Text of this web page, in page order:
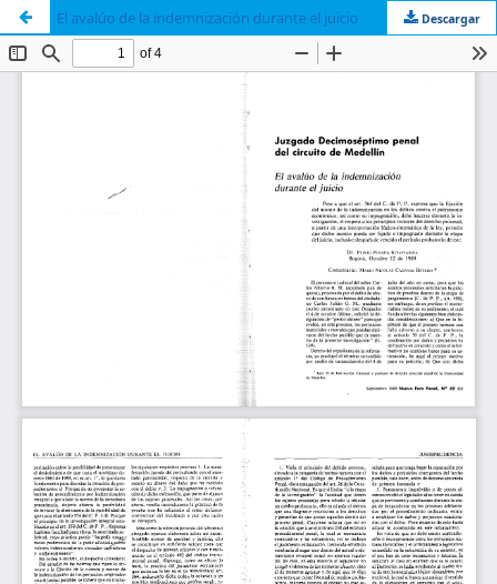
El avalúo de la indemnización durante el juicio Descargar